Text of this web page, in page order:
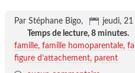
Par Stéphane Bigo, jeudi,
Temps de lecture, 8 minutes.
famille famille homoparentale
figure d’attachement parent